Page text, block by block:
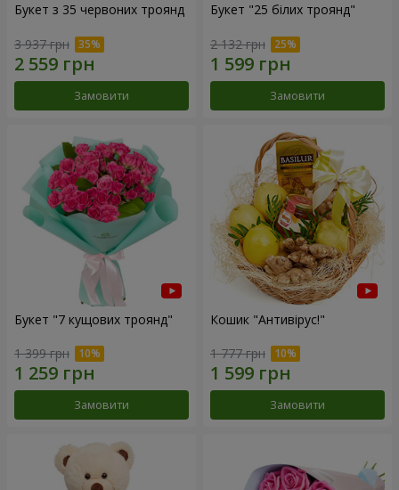
Букет з 35 червоних троянд
3 937 грн
Замовити
Букет "25 білих троянд"
2 132 грн
Замовити
Букет "7 кущових троянд"
1 399 грн
Замовити
Кошик "Антивірус!"
1 777 грн
Замовити